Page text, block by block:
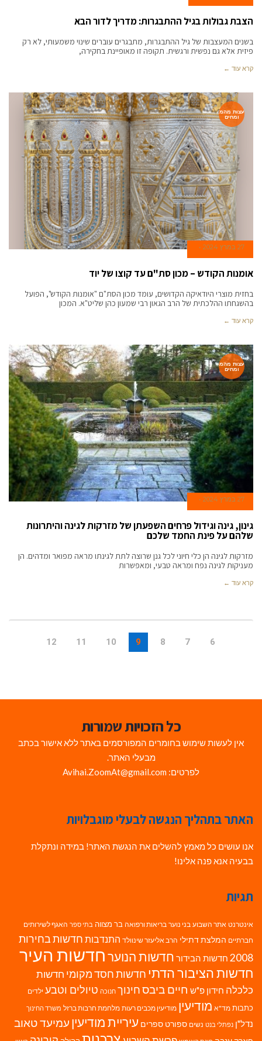
הצבת גבולות בגיל ההתבגרות: מדריך לדור הבא
בשנים המעצבות של גיל ההתבגרות, מתבגרים עוברים שינוי משמעותי, לא רק
פיזית אלא גם נפשית ורגשית. תקופה זו מאופיינת בחקירה,
קרא עוד ←
עצות מהמ
ומחים
27 במרץ 2024
אומנות הקודש – מכון סת"ם עד קוצו של יוד
בחזית מוצרי היודאיקה הקדושים, עומד מכון הסת"ם "אומנות הקודש", הפועל
בהשגחתו ההלכתית של הרב הגאון רבי שמעון כהן שליט"א. המכון
קרא עוד ←
עצות מהמ
ומחים
27 במרץ 2024
גינון, גינה וגידול פרחים השפעתן של מזרקות לגינה והיתרונות
שלהם על פינת החמד שלכם
מזרקות לגינה הן כלי חיוני לכל גנן שרוצה לתת לגינתו מראה מפואר ומדהים. הן
מעניקות לגינה נפח ומראה טבעי, ומאפשרות
קרא עוד ←
6
7
8
9
10
11
12
כל הזכויות שמורות
אין לעשות שימוש בחומרים המפורסמים באתר ללא אישור בכתב
מבעלי האתר.
לפרטים: Avihai.ZoomAt@gmail.com
האתר בתהליך הנגשה לבעלי מוגבלויות
אנו עושים כל מאמץ להשלים את הנגשת האתר! במידה ונתקלת
בבעיה אנא פנה אלינו!
תגיות
אינטרנט אתר השבוע בני נוער בריאות ורפואה בר מצווה בתי ספר האגף לשירותים
חברתיים המלצת דתילי הרב אליעזר שינוולד התנדבות חדשות בחירות
2008 חדשות הבידור חדשות הנוערחדשות העיר
חדשות הציבור הדתי חדשות חסד מקומי חדשות
כלכלה חידון פ"ש חיים ביבסחינוך חנוכה טיולים וטבע ילדים
כתבות מד"א מודיעין מודיעין מכבים רעות מלחמת חרבות ברזל משרד החינוך
נדל"ן נפתלי בנט נשים ספורט ספרים עיריית מודיעין עמיעד טאוב